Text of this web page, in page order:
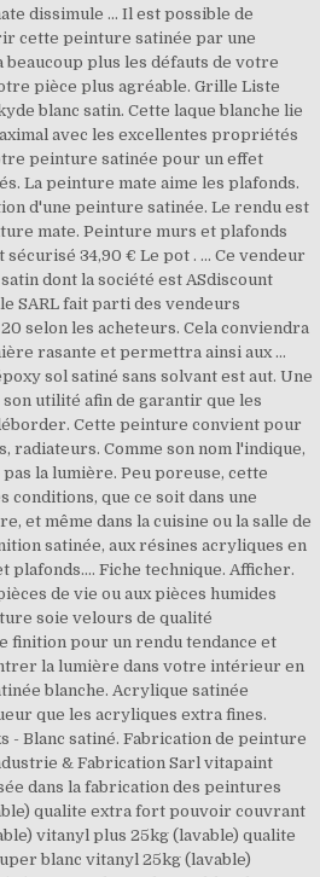
dissimule … Il est possible de
cette peinture satinée par une
plus les défauts de votre
pièce plus agréable. Grille Liste
blanc satin. Cette laque blanche lie
avec les excellentes propriétés
peinture satinée pour un effet
La peinture mate aime les plafonds.
d'une peinture satinée. Le rendu est
mate. Peinture murs et plafonds
sécurisé 34,90 € Le pot . ... Ce vendeur
dont la société est ASdiscount
SARL fait parti des vendeurs
selon les acheteurs. Cela conviendra
rasante et permettra ainsi aux …
sol satiné sans solvant est aut. Une
utilité afin de garantir que les
Cette peinture convient pour
radiateurs. Comme son nom l'indique,
la lumière. Peu poreuse, cette
que ce soit dans une
et même dans la cuisine ou la salle de
satinée, aux résines acryliques en
plafonds.... Fiche technique. Afficher.
de vie ou aux pièces humides
soie velours de qualité
finition pour un rendu tendance et
la lumière dans votre intérieur en
blanche. Acrylique satinée
que les acryliques extra fines.
- Blanc satiné. Fabrication de peinture
& Fabrication Sarl vitapaint
dans la fabrication des peintures
qualite extra fort pouvoir couvrant
vitanyl plus 25kg (lavable) qualite
blanc vitanyl 25kg (lavable)